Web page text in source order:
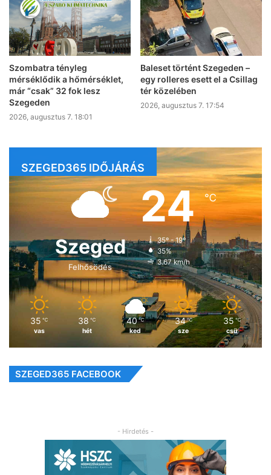
Szombatra tényleg
mérséklődik a hőmérséklet,
már “csak” 32 fok lesz
Szegeden
2026, augusztus 7. 18:01
Baleset történt Szegeden –
egy rolleres esett el a Csillag
tér közelében
2026, augusztus 7. 17:54
SZEGED365 IDŐJÁRÁS
Szeged
Felhősödés
24℃
35º - 19º
35%
3.67 km/h
35 ℃
vas
38 ℃
hét
40 ℃
ked
34 ℃
sze
35 ℃
csü
SZEGED365 FACEBOOK
- Hirdetés -